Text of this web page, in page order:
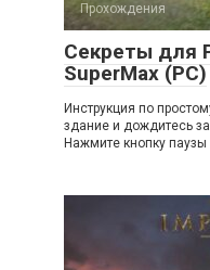
Прохождения
Секреты для
SuperMax (PC)
Инструкция по
здание и дождитесь
Нажмите кнопку паузы